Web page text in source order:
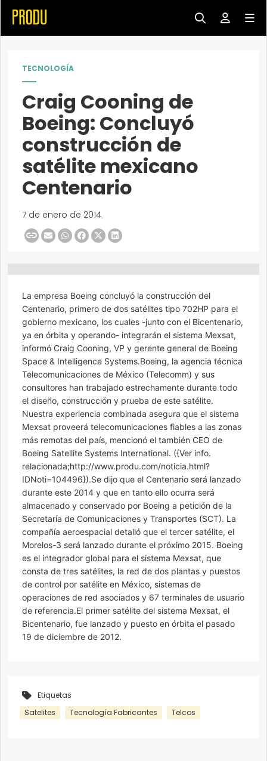
TECNOLOGÍA
Craig Cooning de
Boeing: Concluyó
construcción de
satélite mexicano
Centenario
7 de enero de 2014
La empresa Boeing concluyó la construcción del
Centenario, primero de dos satélites tipo 702HP para el
gobierno mexicano, los cuales -junto con el Bicentenario,
ya en órbita y operando- integrarán el sistema Mexsat,
informó Craig Cooning, VP y gerente general de Boeing
Space & Intelligence Systems.Boeing, la agencia técnica
Telecomunicaciones de México (Telecomm) y sus
consultores han trabajado estrechamente durante todo
el diseño, construcción y prueba de este satélite.
Nuestra experiencia combinada asegura que el sistema
Mexsat proveerá telecomunicaciones fiables a las zonas
más remotas del país, mencionó el también CEO de
Boeing Satellite Systems International. ({Ver info.
relacionada;http://www.produ.com/noticia.html?
IDNoti=104496}).Se dijo que el Centenario será lanzado
durante este 2014 y que en tanto ello ocurra será
almacenado y conservado por Boeing a petición de la
Secretaría de Comunicaciones y Transportes (SCT). La
compañía aeroespacial detalló que el tercer satélite, el
Morelos-3 será lanzado durante el próximo 2015. Boeing
es el integrador global para el sistema Mexsat, que
consta de tres satélites, la red de dos plantas y puestos
de control por satélite en México, sistemas de
operaciones de red asociados y 67 terminales de usuario
de referencia.El primer satélite del sistema Mexsat, el
Bicentenario, fue lanzado y puesto en órbita el pasado
19 de diciembre de 2012.
Etiquetas
Satelites
Tecnología Fabricantes Telcos